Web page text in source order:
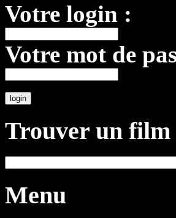
Votre login :
Votre mot de
Trouver un film
Menu